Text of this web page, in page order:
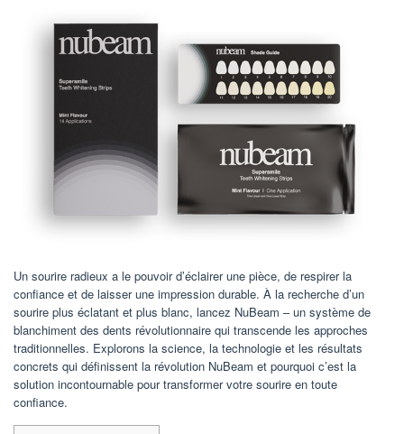
Un sourire radieux a le pouvoir d’éclairer une pièce, de respirer la
confiance et de laisser une impression durable. À la recherche d’un
sourire plus éclatant et plus blanc, lancez NuBeam – un système de
blanchiment des dents révolutionnaire qui transcende les approches
traditionnelles. Explorons la science, la technologie et les résultats
concrets qui définissent la révolution NuBeam et pourquoi c’est la
solution incontournable pour transformer votre sourire en toute
confiance.